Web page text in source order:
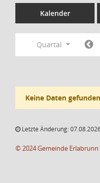
Kalender
Quartal
Keine Daten
Letzte Änderung:
© 2024 Gemeinde Erlabrunn